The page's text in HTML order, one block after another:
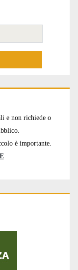
e non richiede o
è importante.